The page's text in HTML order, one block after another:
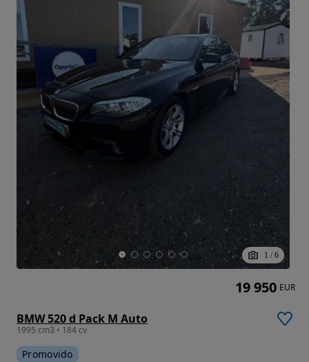
1 / 6
BMW 520 d Pack M Auto
1995 cm3 • 184 cv
Promovido
19 950 EUR